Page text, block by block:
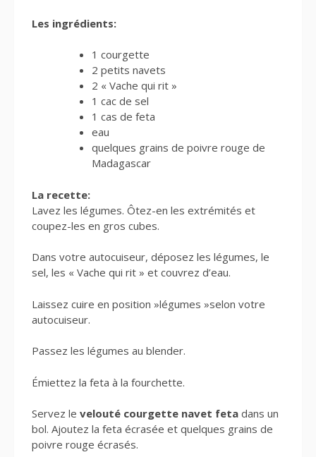
Les ingrédients:
1 courgette
2 petits navets
2 « Vache qui rit »
1 cac de sel
1 cas de feta
eau
quelques grains de poivre rouge de
Madagascar
La recette:
Lavez les légumes. Ôtez-en les extrémités et
coupez-les en gros cubes.
Dans votre autocuiseur, déposez les légumes, le
sel, les « Vache qui rit » et couvrez d’eau.
Laissez cuire en position »légumes »selon votre
autocuiseur.
Passez les légumes au blender.
Émiettez la feta à la fourchette.
Servez le velouté courgette navet feta dans un
bol. Ajoutez la feta écrasée et quelques grains de
poivre rouge écrasés.